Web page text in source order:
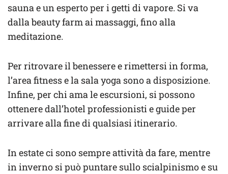
sauna e un esperto per i getti di vapore. Si va
dalla beauty farm ai massaggi, fino alla
meditazione.
Per ritrovare il benessere e rimettersi in forma,
l’area fitness e la sala yoga sono a disposizione.
Infine, per chi ama le escursioni, si possono
ottenere dall’hotel professionisti e guide per
arrivare alla fine di qualsiasi itinerario.
In estate ci sono sempre attività da fare, mentre
in inverno si può puntare sullo scialpinismo e su